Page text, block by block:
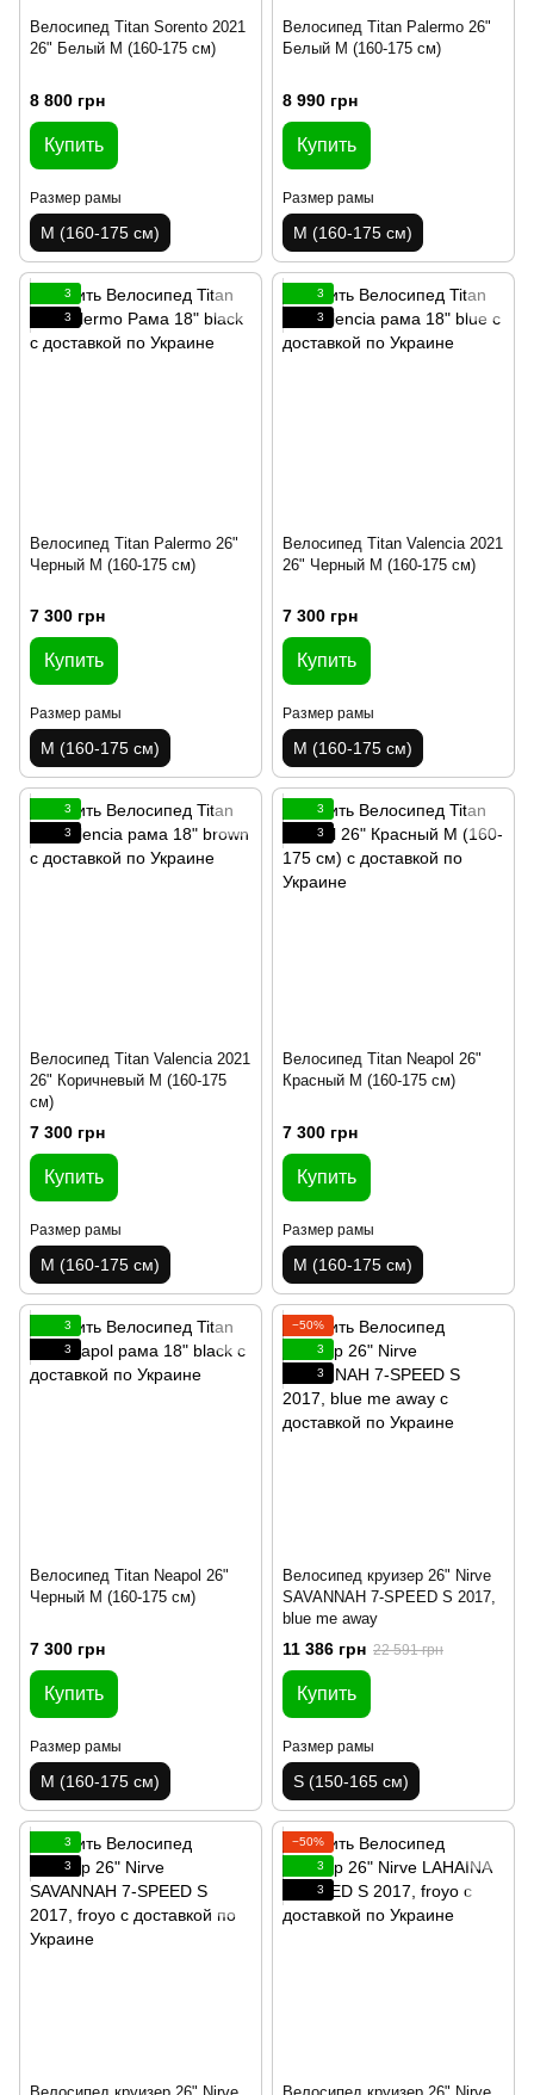
Велосипед Titan Sorento 2021
26" Белый M (160-175 см)
8 800 грн
Купить
Размер рамы
M (160-175 см)
Велосипед Titan Palermo 26"
Белый M (160-175 см)
8 990 грн
Купить
Размер рамы
M (160-175 см)
3
3
Велосипед Titan Palermo 26"
Черный M (160-175 см)
7 300 грн
Купить
Размер рамы
M (160-175 см)
3
3
Велосипед Titan Valencia 2021
26" Черный M (160-175 см)
7 300 грн
Купить
Размер рамы
M (160-175 см)
3
3
Велосипед Titan Valencia 2021
26" Коричневый M (160-175
см)
7 300 грн
Купить
Размер рамы
M (160-175 см)
3
3
Велосипед Titan Neapol 26"
Красный M (160-175 см)
7 300 грн
Купить
Размер рамы
M (160-175 см)
3
3
Велосипед Titan Neapol 26"
Черный M (160-175 см)
7 300 грн
Купить
Размер рамы
M (160-175 см)
−50%
3
3
Велосипед круизер 26" Nirve
SAVANNAH 7-SPEED S 2017,
blue me away
11 386 грн 22 591 грн
Купить
Размер рамы
S (150-165 см)
3
3
−50%
3
3